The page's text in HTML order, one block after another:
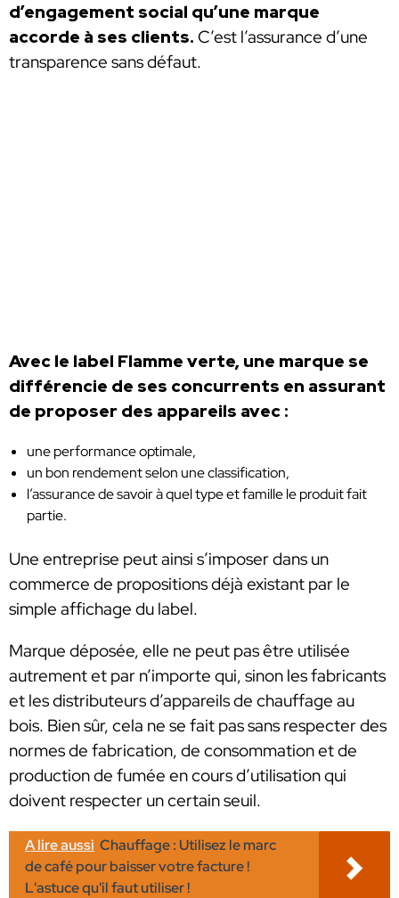
d’engagement social qu’une marque
accorde à ses clients. C’est l’assurance d’une
transparence sans défaut.
Avec le label Flamme verte, une marque se
différencie de ses concurrents en assurant
de proposer des appareils avec :
une performance optimale,
un bon rendement selon une classification,
l’assurance de savoir à quel type et famille le produit fait
partie.
Une entreprise peut ainsi s’imposer dans un
commerce de propositions déjà existant par le
simple affichage du label.
Marque déposée, elle ne peut pas être utilisée
autrement et par n’importe qui, sinon les fabricants
et les distributeurs d’appareils de chauffage au
bois. Bien sûr, cela ne se fait pas sans respecter des
normes de fabrication, de consommation et de
production de fumée en cours d’utilisation qui
doivent respecter un certain seuil.
A lire aussi Chauffage : Utilisez le marc
de café pour baisser votre facture !
L'astuce qu'il faut utiliser !